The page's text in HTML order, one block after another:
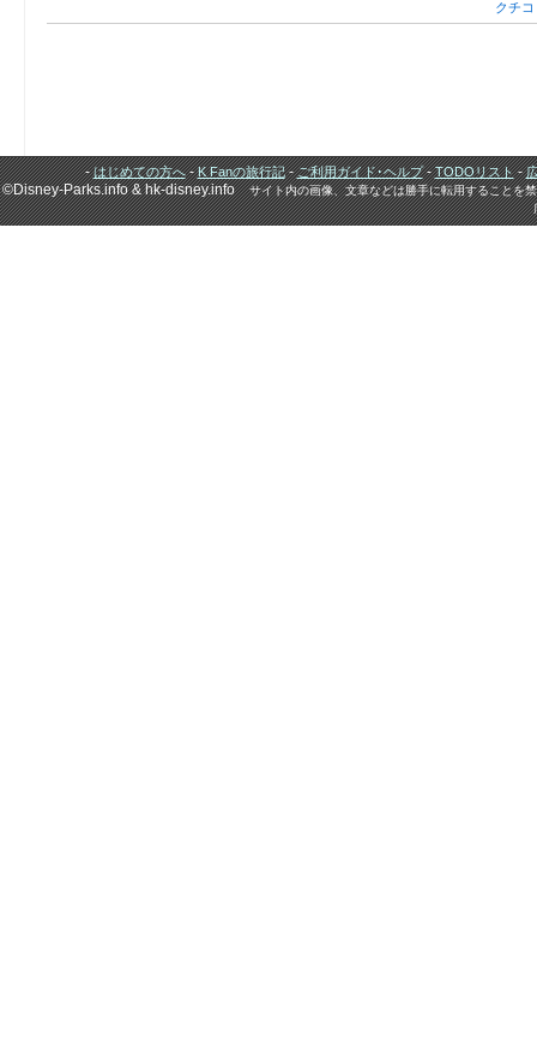
クチ
-はじめての方へ-K Fanの旅行記-ご利用ガイド･ヘルプ-TODOリスト-
©Disney-Parks.info & hk-disney.infoサイト内の画像、文章などは勝手に転用することを